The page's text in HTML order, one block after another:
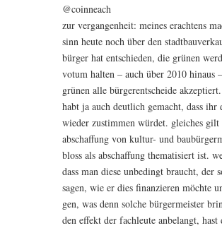
@coinneach
zur ver­gan­gen­heit: mei­nes erach­tens
sinn heu­te noch über den
bür­ger hat ent­schie­den, die grü­nen
votum hal­ten – auch über 2010 hin­aus
grü­nen alle bür­ger­ent­schei­de
habt ja auch deut­lich gemacht, dass
wie­der zustim­men wür­det. glei­ches
abschaf­fung von kul­tur- und
bloss als abschaf­fung the­ma­ti­siert ist.
dass man die­se unbe­dingt braucht, der
sagen, wie er dies finan­zie­ren möch­te
gen, was denn sol­che bür­ger­meis­ter
den effekt der fach­leu­te anbe­langt,